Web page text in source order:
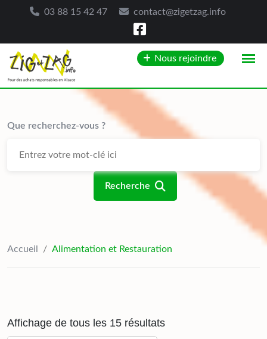
03 88 15 42 47 contact@zigetzag.info
content
Nous rejoindre
Que recherchez-vous ?
Recherche
Accueil / Alimentation et Restauration
Affichage de tous les 15 résultats